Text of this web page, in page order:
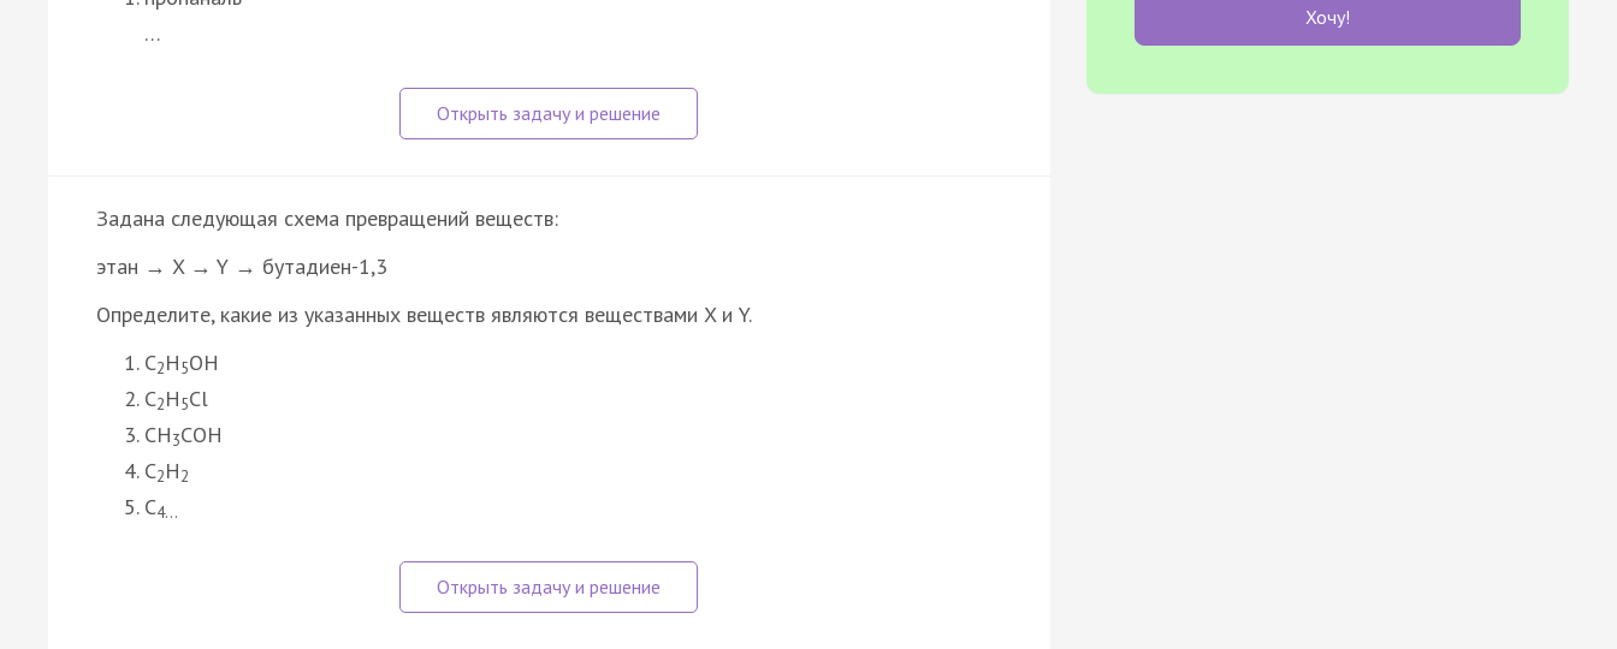
…
Задана следующая схема превращений веществ:
этан → X → Y → бутадиен-1,3
Определите, какие из указанных веществ являются веществами X и Y.
C2H5OH
C2H5Cl
CH3COH
C2H2
C4…
Хочу!